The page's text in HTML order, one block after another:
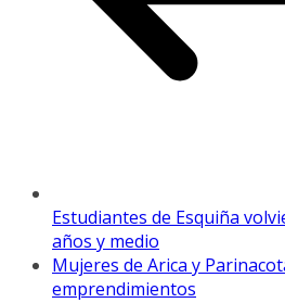
Estudiantes de Esquiña
años y medio
Mujeres de Arica y
emprendimientos